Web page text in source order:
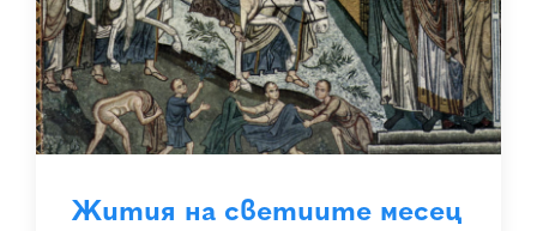
Жития на светиите месец